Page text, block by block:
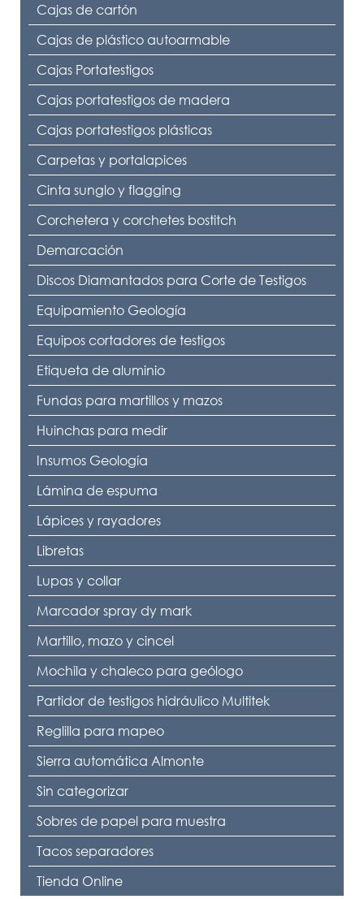
Cajas de cartón
Cajas de plástico autoarmable
Cajas Portatestigos
Cajas portatestigos de madera
Cajas portatestigos plásticas
Carpetas y portalapices
Cinta sunglo y flagging
Corchetera y corchetes bostitch
Demarcación
Discos Diamantados para Corte de Testigos
Equipamiento Geología
Equipos cortadores de testigos
Etiqueta de aluminio
Fundas para martillos y mazos
Huinchas para medir
Insumos Geología
Lámina de espuma
Lápices y rayadores
Libretas
Lupas y collar
Marcador spray dy mark
Martillo, mazo y cincel
Mochila y chaleco para geólogo
Partidor de testigos hidráulico Multitek
Reglilla para mapeo
Sierra automática Almonte
Sin categorizar
Sobres de papel para muestra
Tacos separadores
Tienda Online